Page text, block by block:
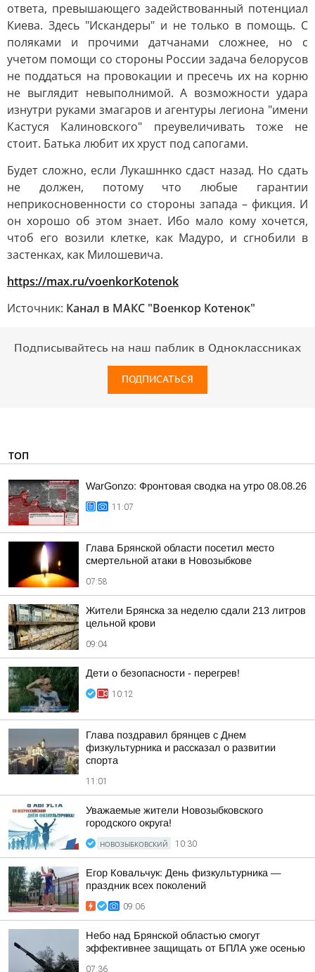
ответа, превышающего задействованный потенциал
Киева. Здесь "Искандеры" и не только в помощь. С
поляками и прочими датчанами сложнее, но с
учетом помощи со стороны России задача белорусов
не поддаться на провокации и пресечь их на корню
не выглядит невыполнимой. А возможности удара
изнутри руками змагаров и агентуры легиона "имени
Кастуся Калиновского" преувеличивать тоже не
стоит. Батька любит их хруст под сапогами.
Будет сложно, если Лукашннко сдаст назад. Но сдать
не должен, потому что любые гарантии
неприкосновенности со стороны запада – фикция. И
он хорошо об этом знает. Ибо мало кому хочется,
чтоб его возили клетке, как Мадуро, и сгнобили в
застенках, как Милошевича.
https://max.ru/voenkorKotenok
Источник: Канал в МАКС "Военкор Котенок"
Подписывайтесь на наш паблик в Одноклассниках
ПОДПИСАТЬСЯ
ТОП
WarGonzo: Фронтовая сводка на утро 08.08.26
11:07
Глава Брянской области посетил место
смертельной атаки в Новозыбкове
07:58
Жители Брянска за неделю сдали 213 литров
цельной крови
09:04
Дети о безопасности - перегрев!
10:12
Глава поздравил брянцев с Днем
физкультурника и рассказал о развитии
спорта
11:01
Уважаемые жители Новозыбковского
городского округа!
НОВОЗЫБКОВСКИЙ 10:30
Егор Ковальчук: День физкультурника —
праздник всех поколений
09:06
Небо над Брянской областью смогут
эффективнее защищать от БПЛА уже осенью
07:36